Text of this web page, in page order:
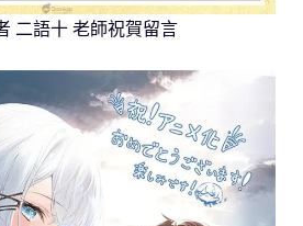
二語十 老師祝賀留言